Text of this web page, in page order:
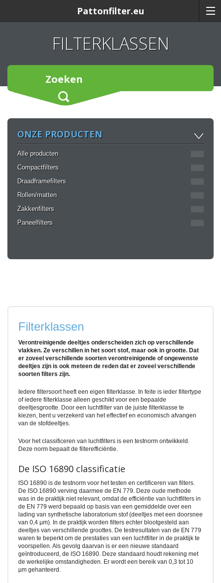
Pattonfilter.eu
FILTERKLASSEN
Zoeken
ONZE PRODUCTEN
Alle producten
Compactfilters
Draadframefilters
Rollen/matten
Zakkenfilters
Paneelfilters
Filterklassen
Verontreinigende deeltjes onderscheiden zich op verschillende
vlakken. Ze verschillen in het soort stof, maar ook in grootte. Dat
er zoveel verschillende soorten verontreinigende of ongewenste
deeltjes zijn is ook meteen de reden dat er zoveel verschillende
soorten filters zijn.
Iedere filtersoort heeft een eigen filterklasse. In feite is ieder filtertype
of iedere filterklasse alleen geschikt voor een bepaalde
deeltjesgrootte. Door een luchtfilter van de juiste filterklasse te
kiezen, bent u verzekerd van het effectief en economisch afvangen
van de stofdeeltjes.
Voor het classificeren van luchtfilters is een testnorm ontwikkeld.
Deze norm bepaalt de filterefficiëntie.
De ISO 16890 classificatie
ISO 16890 is de testnorm voor het testen en certificeren van filters.
De ISO 16890 verving daarmee de EN 779. Deze oude methode
was in de praktijk niet relevant, omdat de efficiëntie van luchtfilters in
de EN 779 werd bepaald op basis van een gemiddelde over een
lading van synthetische laboratorium stof (deeltjes met een doorsnee
van 0,4 µm). In de praktijk worden filters echter blootgesteld aan
deeltjes van verschillende groottes. De testresultaten van de EN 779
waren te beperkt om de prestaties van een luchtfilter in de praktijk te
voorspellen. Als gevolg daarvan is er een nieuwe standaard
geïntroduceerd, de ISO 16890. Deze standaard houdt rekening met
de werkelijke omstandigheden. Er wordt een bereik van 0,3 tot 10
µm gehanteerd.